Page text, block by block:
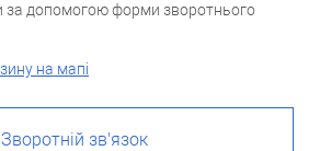
за допомогою форми зворотнього
на мапі
Зворотній зв'язок